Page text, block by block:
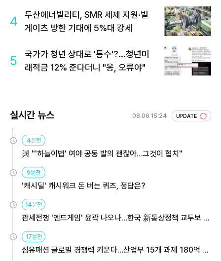
4
두산에너빌리티, SMR 세제 지원·빌
게이츠 방한 기대에 5%대 강세
5
국가가 청년 상대로 '통수'?...청년미
래적금 12% 준다더니 "응, 오류야"
실시간 뉴스 08.06 15:24 UPDATE
4분전
與 "'하늘이법' 여야 공동 발의 괜찮아…그것이 협치"
9분전
'캐시딜' 캐시워크 돈 버는 퀴즈, 정답은?
14분전
관세전쟁 '엔드게임' 윤곽 나오나…한국 新통상정책 교두보 활
용해야
17분전
섬유패션 글로벌 경쟁력 키운다…산업부 15개 과제 180억 지